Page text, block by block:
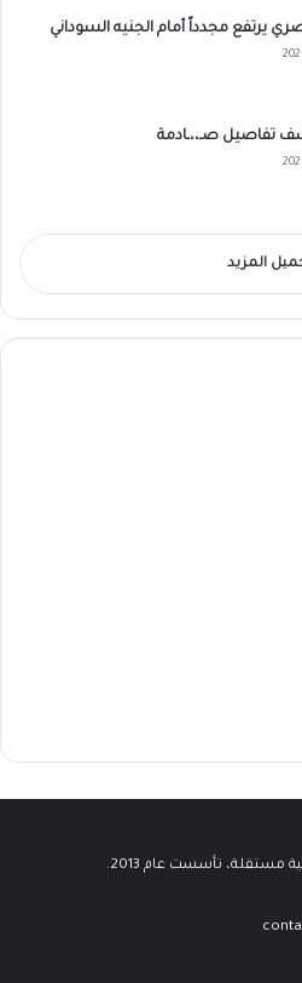
يرتفع مجدداً أمام الجنيه السوداني
تفاصيل صـ،،ـادمة
المزيد
مستقلة، تأسست عام 2013.